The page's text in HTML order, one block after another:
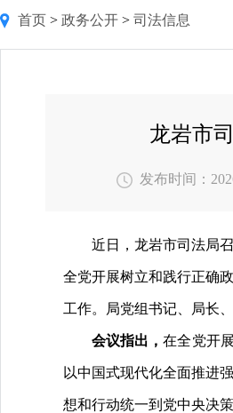
首页 > 政务公开 > 司法信息
龙岩市
发布时间：
近日，龙岩市司法局召
全党开展树立和践行正确
工作。局党组书记、局长
会议指出，在全党开
以中国式现代化全面推进
想和行动统一到党中央决